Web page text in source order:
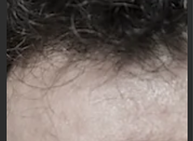
10 févr. 2022
Nouveau site SEARCH : les
valeurs Kroissance plein
cadre !
LANCEMENT OFFICIEL DE KROISSANCE-
SEARCH.COM Naissance d’un site,
affirmation d’une marque C’est officiel et
opérationnel depuis le 8...